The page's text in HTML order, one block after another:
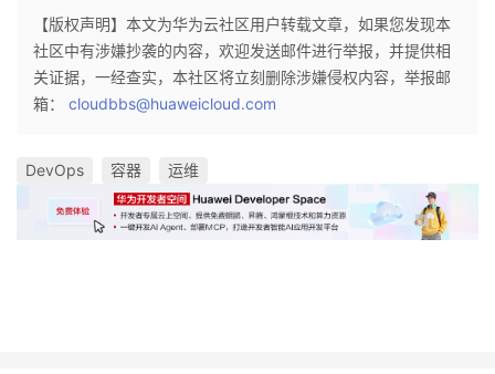
【版权声明】本文为华为云社区用户转载文章，如果您发现本
社区中有涉嫌抄袭的内容，欢迎发送邮件进行举报，并提供相
关证据，一经查实，本社区将立刻删除涉嫌侵权内容，举报邮
箱： cloudbbs@huaweicloud.com
DevOps 容器 运维